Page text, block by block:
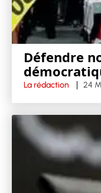
Défendre
La rédaction 24